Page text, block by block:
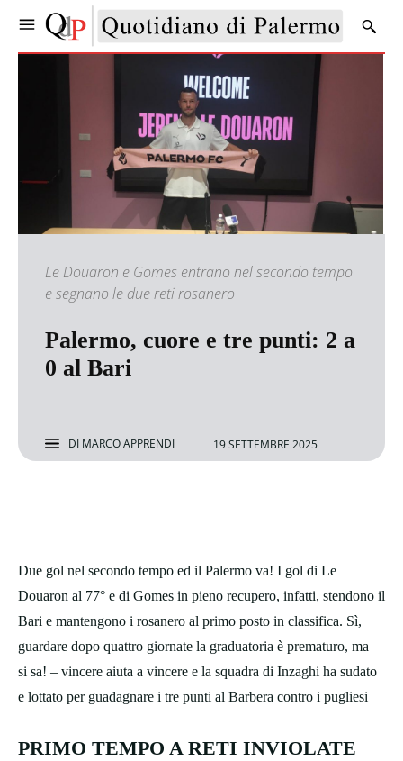
Le Douaron e Gomes entrano nel secondo tempo
e segnano le due reti rosanero
Palermo, cuore e tre punti: 2 a
0 al Bari
DI MARCO APPRENDI 19 SETTEMBRE 2025
Due gol nel secondo tempo ed il Palermo va! I gol di Le
Douaron al 77° e di Gomes in pieno recupero, infatti, stendono il
Bari e mantengono i rosanero al primo posto in classifica. Sì,
guardare dopo quattro giornate la graduatoria è prematuro, ma –
si sa! – vincere aiuta a vincere e la squadra di Inzaghi ha sudato
e lottato per guadagnare i tre punti al Barbera contro i pugliesi
PRIMO TEMPO A RETI INVIOLATE